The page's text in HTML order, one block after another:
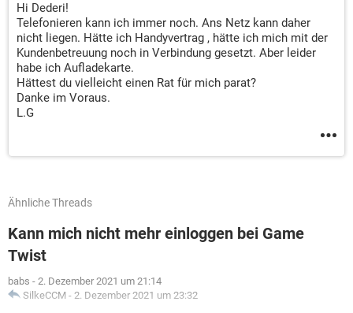
Hi Dederi!
Telefonieren kann ich immer noch. Ans Netz kann daher
nicht liegen. Hätte ich Handyvertrag , hätte ich mich mit der
Kundenbetreuung noch in Verbindung gesetzt. Aber leider
habe ich Aufladekarte.
Hättest du vielleicht einen Rat für mich parat?
Danke im Voraus.
L.G
Ähnliche Threads
Kann mich nicht mehr einloggen bei Game
Twist
babs - 2. Dezember 2021 um 21:14
SilkeCCM - 2. Dezember 2021 um 23:32